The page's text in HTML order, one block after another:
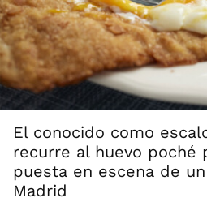
El conocido como
recurre al huevo poché
puesta en escena de
Madrid